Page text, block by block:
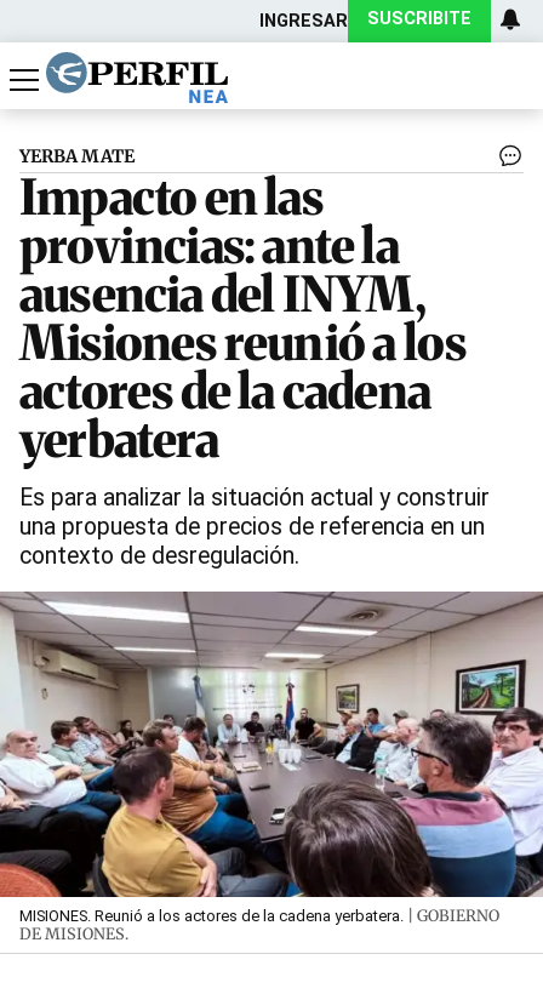
INGRESAR SUSCRIBITE
Política
Economía
Actualidad
YERBA MATE
Impacto en las
provincias: ante la
ausencia del INYM,
Misiones reunió a los
actores de la cadena
yerbatera
Es para analizar la situación actual y construir
una propuesta de precios de referencia en un
contexto de desregulación.
MISIONES. Reunió a los actores de la cadena yerbatera. | GOBIERNO
DE MISIONES.